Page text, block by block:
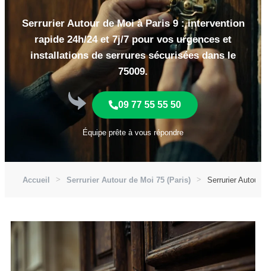
Serrurier Autour de Moi à Paris 9 : intervention
rapide 24h/24 et 7j/7 pour vos urgences et
installations de serrures sécurisées dans le
75009.
09 77 55 55 50
Équipe prête à vous répondre
Accueil Serrurier Autour de Moi 75 (Paris) Serrurier Autour